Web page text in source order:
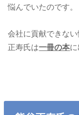
悩んでいたのです。
会社に貢献できな
正寿氏は一冊の本に